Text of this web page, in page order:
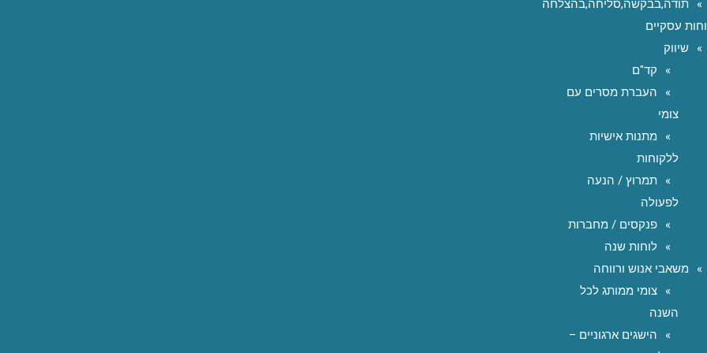
תודה,בבקשה,סליחה,בהצלחה
עסקיים
שיווק
קד"ם
העברת מסרים עם
צומי
מתנות אישיות
ללקוחות
תמרוץ / הנעה
לפעולה
פנקסים / מחברות
לוחות שנה
משאבי אנוש ורווחה
צומי ממותג לכל
השנה
הישגים ארגוניים –